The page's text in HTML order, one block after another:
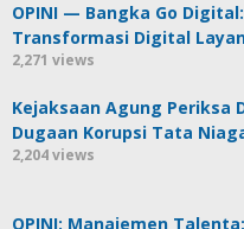
OPINI — Bangka Go
Transformasi Digital
2,271 views
Kejaksaan Agung Periksa
Dugaan Korupsi Tata
2,204 views
OPINI: Manajemen